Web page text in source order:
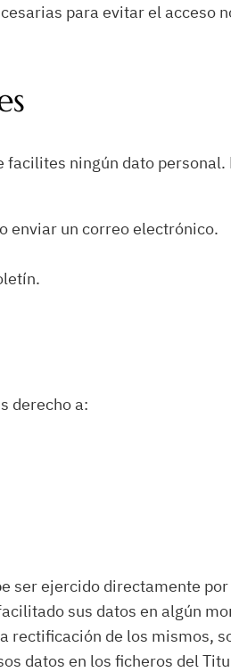
para evitar el acceso
ningún dato
enviar un correo electrónico.
derecho a:
ser ejercido directamente
sus datos en algún
rectificación de los mismos,
datos en los ficheros del